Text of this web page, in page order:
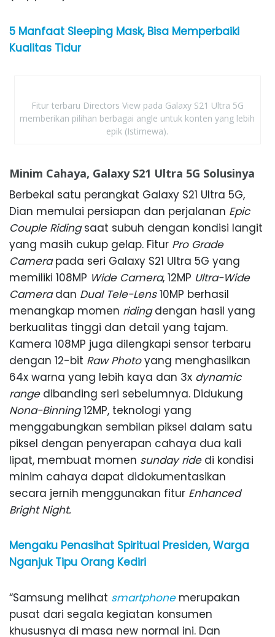
5 Manfaat Sleeping Mask, Bisa Memperbaiki
Kualitas Tidur
Fitur terbaru Directors View pada Galaxy S21 Ultra 5G
memberikan pilihan berbagai angle untuk konten yang lebih
epik (Istimewa).
Minim Cahaya, Galaxy S21 Ultra 5G Solusinya
Berbekal satu perangkat Galaxy S21 Ultra 5G,
Dian memulai persiapan dan perjalanan Epic
Couple Ridingsaat subuh dengan kondisi langit
yang masih cukup gelap. Fitur Pro Grade
Camerapada seri Galaxy S21 Ultra 5G yang
memiliki 108MP Wide Camera, 12MP Ultra-Wide
Cameradan Dual Tele-Lens10MP berhasil
menangkap momen ridingdengan hasil yang
berkualitas tinggi dan detail yang tajam.
Kamera 108MP juga dilengkapi sensor terbaru
dengan 12-bit Raw Photoyang menghasilkan
64x warna yang lebih kaya dan 3x dynamic
rangedibanding seri sebelumnya. Didukung
Nona-Binning12MP, teknologi yang
menggabungkan sembilan piksel dalam satu
piksel dengan penyerapan cahaya dua kali
lipat, membuat momen sunday ridedi kondisi
minim cahaya dapat didokumentasikan
secara jernih menggunakan fitur Enhanced
Bright Night.
Mengaku Penasihat Spiritual Presiden, Warga
Nganjuk Tipu Orang Kediri
“Samsung melihat smartphone merupakan
pusat dari segala kegiatan konsumen
khususnya di masa new normal ini. Dan